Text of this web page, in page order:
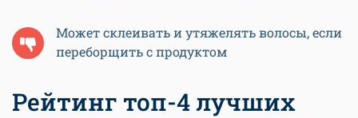
Может склеивать и утяжелять волосы, если
переборщить с продуктом
Рейтинг топ-4 лучших